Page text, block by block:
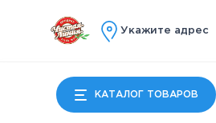
Укажите адрес
КАТАЛОГ ТОВАРОВ